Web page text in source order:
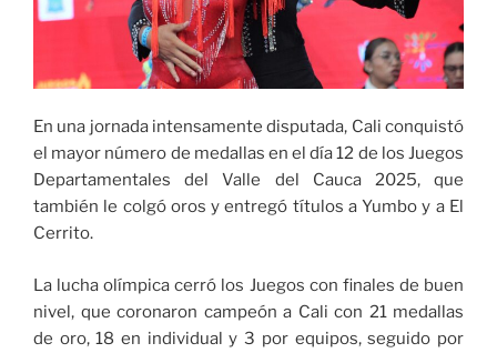
En una jornada intensamente disputada, Cali conquistó
el mayor número de medallas en el día 12 de los Juegos
Departamentales del Valle del Cauca 2025, que
también le colgó oros y entregó títulos a Yumbo y a El
Cerrito.
La lucha olímpica cerró los Juegos con finales de buen
nivel, que coronaron campeón a Cali con 21 medallas
de oro, 18 en individual y 3 por equipos, seguido por